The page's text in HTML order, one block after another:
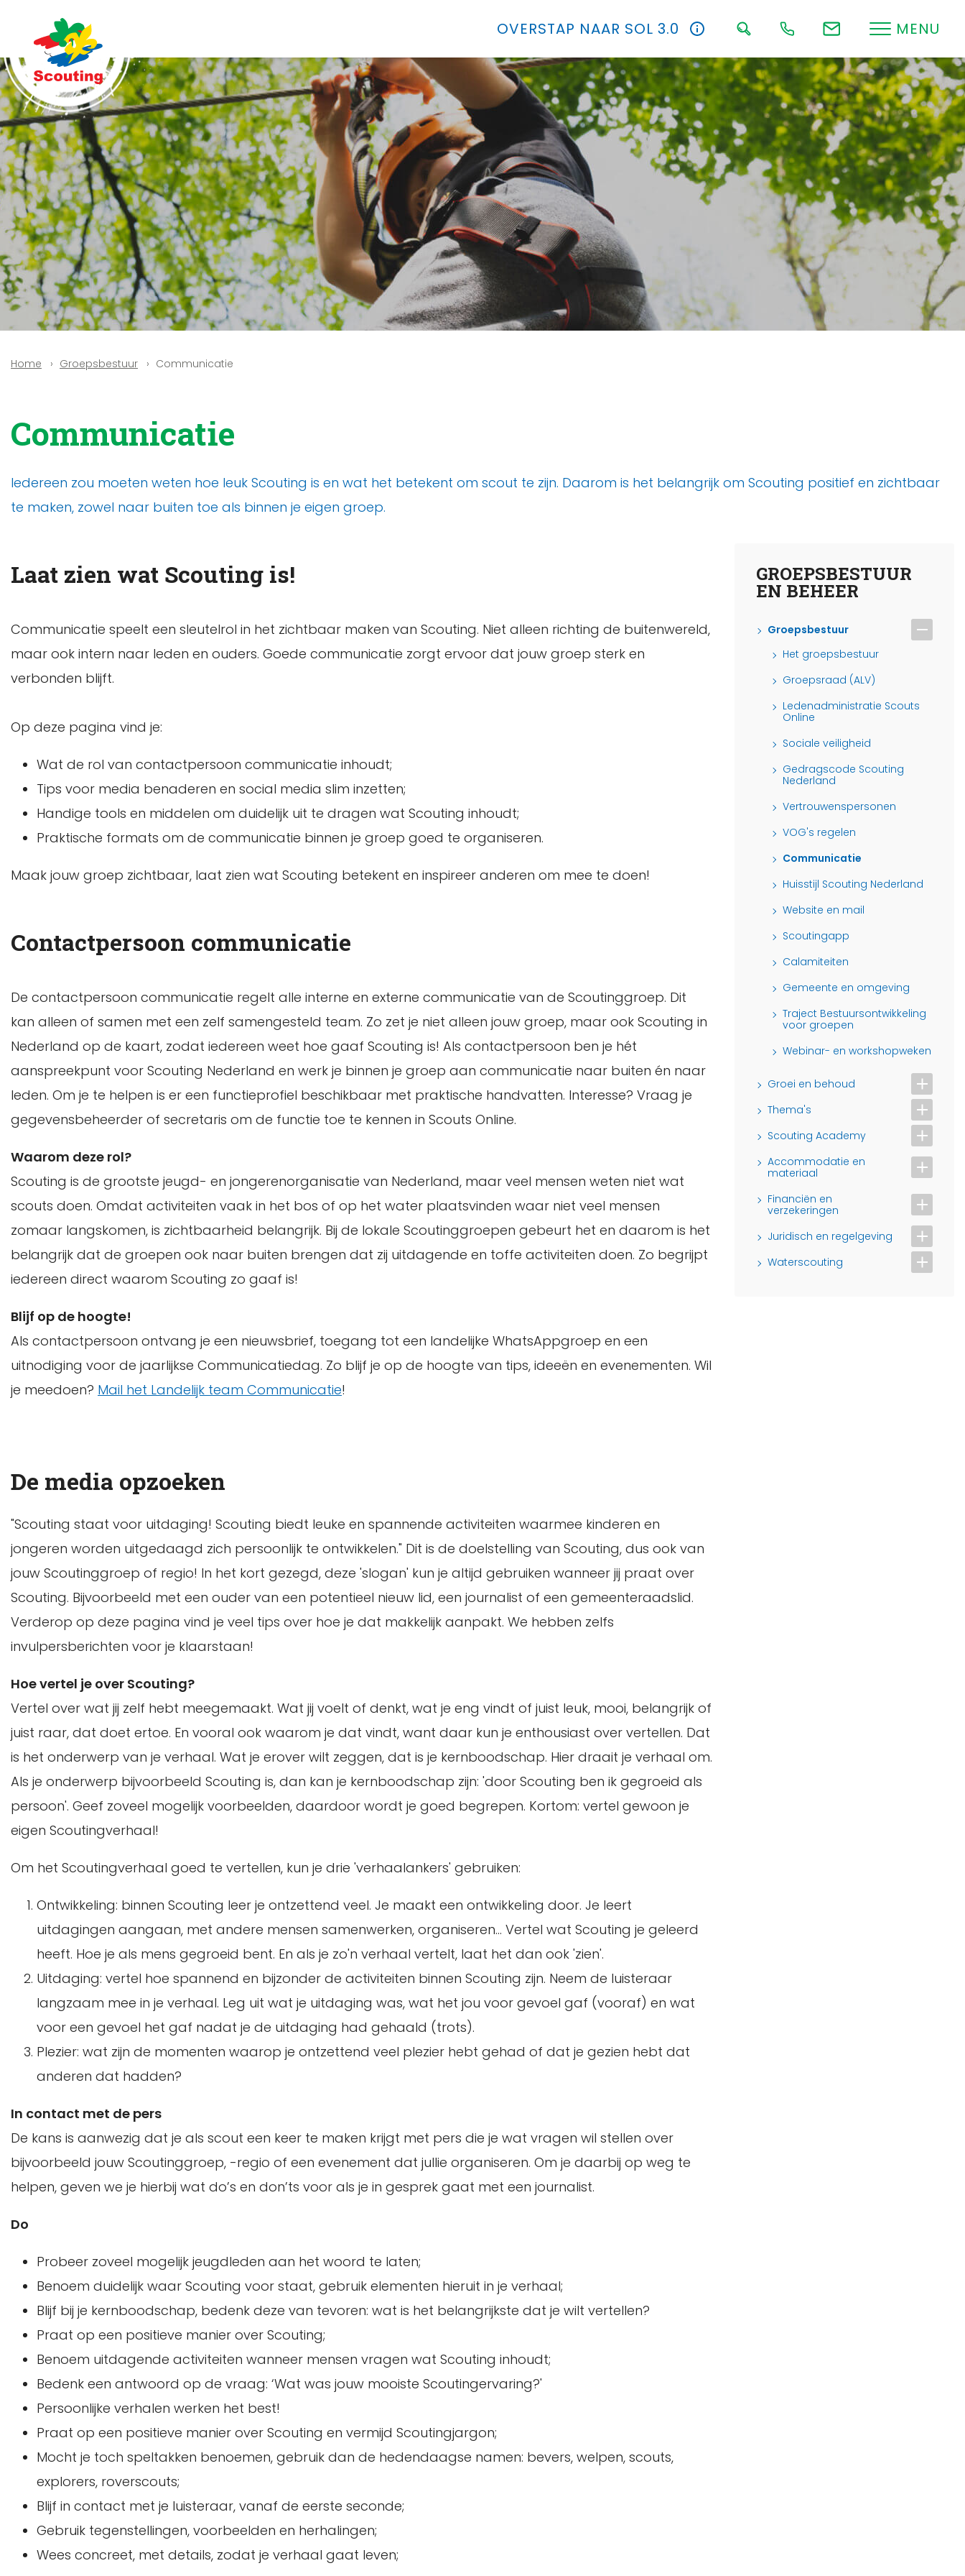
OVERSTAP NAAR SOL 3.0 MENU
Home Groepsbestuur Communicatie
Communicatie
Iedereen zou moeten weten hoe leuk Scouting is en wat het betekent om scout te zijn. Daarom is het belangrijk om Scouting positief en zichtbaar
te maken, zowel naar buiten toe als binnen je eigen groep.
Laat zien wat Scouting is!
Communicatie speelt een sleutelrol in het zichtbaar maken van Scouting. Niet alleen richting de buitenwereld,
maar ook intern naar leden en ouders. Goede communicatie zorgt ervoor dat jouw groep sterk en
verbonden blijft.
Op deze pagina vind je:
Wat de rol van contactpersoon communicatie inhoudt;
Tips voor media benaderen en social media slim inzetten;
Handige tools en middelen om duidelijk uit te dragen wat Scouting inhoudt;
Praktische formats om de communicatie binnen je groep goed te organiseren.
Maak jouw groep zichtbaar, laat zien wat Scouting betekent en inspireer anderen om mee te doen!
Contactpersoon communicatie
De contactpersoon communicatie regelt alle interne en externe communicatie van de Scoutinggroep. Dit
kan alleen of samen met een zelf samengesteld team. Zo zet je niet alleen jouw groep, maar ook Scouting in
Nederland op de kaart, zodat iedereen weet hoe gaaf Scouting is! Als contactpersoon ben je hét
aanspreekpunt voor Scouting Nederland en werk je binnen je groep aan communicatie naar buiten én naar
leden. Om je te helpen is er een functieprofiel beschikbaar met praktische handvatten. Interesse? Vraag je
gegevensbeheerder of secretaris om de functie toe te kennen in Scouts Online.
Waarom deze rol?
Scouting is de grootste jeugd- en jongerenorganisatie van Nederland, maar veel mensen weten niet wat
scouts doen. Omdat activiteiten vaak in het bos of op het water plaatsvinden waar niet veel mensen
zomaar langskomen, is zichtbaarheid belangrijk. Bij de lokale Scoutinggroepen gebeurt het en daarom is het
belangrijk dat de groepen ook naar buiten brengen dat zij uitdagende en toffe activiteiten doen. Zo begrijpt
iedereen direct waarom Scouting zo gaaf is!
Blijf op de hoogte!
Als contactpersoon ontvang je een nieuwsbrief, toegang tot een landelijke WhatsAppgroep en een
uitnodiging voor de jaarlijkse Communicatiedag. Zo blijf je op de hoogte van tips, ideeën en evenementen. Wil
je meedoen? Mail het Landelijk team Communicatie!
De media opzoeken
"Scouting staat voor uitdaging! Scouting biedt leuke en spannende activiteiten waarmee kinderen en
jongeren worden uitgedaagd zich persoonlijk te ontwikkelen." Dit is de doelstelling van Scouting, dus ook van
jouw Scoutinggroep of regio! In het kort gezegd, deze 'slogan' kun je altijd gebruiken wanneer jij praat over
Scouting. Bijvoorbeeld met een ouder van een potentieel nieuw lid, een journalist of een gemeenteraadslid.
Verderop op deze pagina vind je veel tips over hoe je dat makkelijk aanpakt. We hebben zelfs
invulpersberichten voor je klaarstaan!
Hoe vertel je over Scouting?
Vertel over wat jij zelf hebt meegemaakt. Wat jij voelt of denkt, wat je eng vindt of juist leuk, mooi, belangrijk of
juist raar, dat doet ertoe. En vooral ook waarom je dat vindt, want daar kun je enthousiast over vertellen. Dat
is het onderwerp van je verhaal. Wat je erover wilt zeggen, dat is je kernboodschap. Hier draait je verhaal om.
Als je onderwerp bijvoorbeeld Scouting is, dan kan je kernboodschap zijn: 'door Scouting ben ik gegroeid als
persoon'. Geef zoveel mogelijk voorbeelden, daardoor wordt je goed begrepen. Kortom: vertel gewoon je
eigen Scoutingverhaal!
Om het Scoutingverhaal goed te vertellen, kun je drie 'verhaalankers' gebruiken:
Ontwikkeling: binnen Scouting leer je ontzettend veel. Je maakt een ontwikkeling door. Je leert
uitdagingen aangaan, met andere mensen samenwerken, organiseren... Vertel wat Scouting je geleerd
heeft. Hoe je als mens gegroeid bent. En als je zo'n verhaal vertelt, laat het dan ook 'zien'.
Uitdaging: vertel hoe spannend en bijzonder de activiteiten binnen Scouting zijn. Neem de luisteraar
langzaam mee in je verhaal. Leg uit wat je uitdaging was, wat het jou voor gevoel gaf (vooraf) en wat
voor een gevoel het gaf nadat je de uitdaging had gehaald (trots).
Plezier: wat zijn de momenten waarop je ontzettend veel plezier hebt gehad of dat je gezien hebt dat
anderen dat hadden?
In contact met de pers
De kans is aanwezig dat je als scout een keer te maken krijgt met pers die je wat vragen wil stellen over
bijvoorbeeld jouw Scoutinggroep, -regio of een evenement dat jullie organiseren. Om je daarbij op weg te
helpen, geven we je hierbij wat do’s en don’ts voor als je in gesprek gaat met een journalist.
Do
Probeer zoveel mogelijk jeugdleden aan het woord te laten;
Benoem duidelijk waar Scouting voor staat, gebruik elementen hieruit in je verhaal;
Blijf bij je kernboodschap, bedenk deze van tevoren: wat is het belangrijkste dat je wilt vertellen?
Praat op een positieve manier over Scouting;
Benoem uitdagende activiteiten wanneer mensen vragen wat Scouting inhoudt;
Bedenk een antwoord op de vraag: ‘Wat was jouw mooiste Scoutingervaring?'
Persoonlijke verhalen werken het best!
Praat op een positieve manier over Scouting en vermijd Scoutingjargon;
Mocht je toch speltakken benoemen, gebruik dan de hedendaagse namen: bevers, welpen, scouts,
explorers, roverscouts;
Blijf in contact met je luisteraar, vanaf de eerste seconde;
Gebruik tegenstellingen, voorbeelden en herhalingen;
Wees concreet, met details, zodat je verhaal gaat leven;
GROEPSBESTUUR
EN BEHEER
Groepsbestuur
Het groepsbestuur
Groepsraad (ALV)
Ledenadministratie Scouts
Online
Sociale veiligheid
Gedragscode Scouting
Nederland
Vertrouwenspersonen
VOG's regelen
Communicatie
Huisstijl Scouting Nederland
Website en mail
Scoutingapp
Calamiteiten
Gemeente en omgeving
Traject Bestuursontwikkeling
voor groepen
Webinar- en workshopweken
Groei en behoud
Thema's
Scouting Academy
Accommodatie en
materiaal
Financiën en
verzekeringen
Juridisch en regelgeving
Waterscouting